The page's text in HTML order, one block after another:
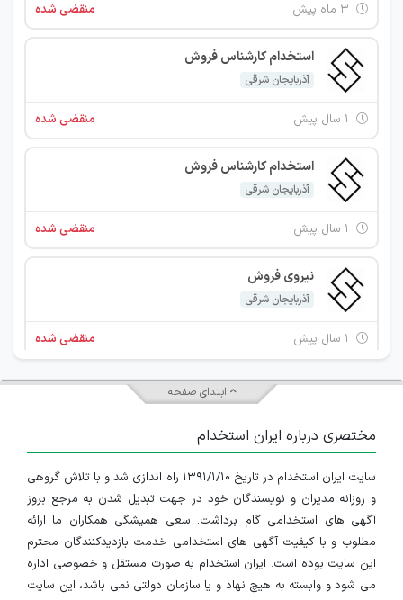
منقضی شده
استخدام کارشناس فروش
آذربایجان شرقی
منقضی شده
استخدام کارشناس فروش
آذربایجان شرقی
منقضی شده
نیروی فروش
آذربایجان شرقی
منقضی شده
استخدام مهندس نرم افزار
آذربایجان شرقی
۱ سال پیش منقضی شده
استخدام مسئول دفتر
آذربایجان شرقی
۲ سال پیش منقضی شده
ابتدای صفحه
مختصری درباره ایران استخدام
سایت ایران استخدام در تاریخ ۱۳۹۱/۱/۱۰ راه اندازی شد و با تلاش گروهی
و روزانه مدیران و نویسندگان خود در جهت تبدیل شدن به مرجع بروز
آگهی های استخدامی گام برداشت. سعی همیشگی همکاران ما ارائه
مطلوب و با کیفیت آگهی های استخدامی خدمت بازدیدکنندگان محترم
این سایت بوده است. ایران استخدام به صورت مستقل و خصوصی اداره
می شود و وابسته به هیچ نهاد و یا سازمان دولتی نمی باشد، این سایت